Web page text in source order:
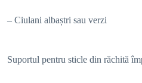
– Ciulani albaștri sau verzi
Suportul pentru sticle din răchită